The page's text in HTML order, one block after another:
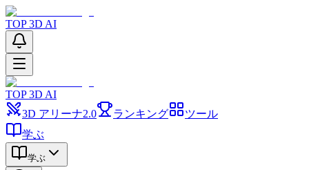
TOP 3D AI
TOP 3D AI
3D アリーナ2.0 ランキング
ツール
学ぶ
学ぶ